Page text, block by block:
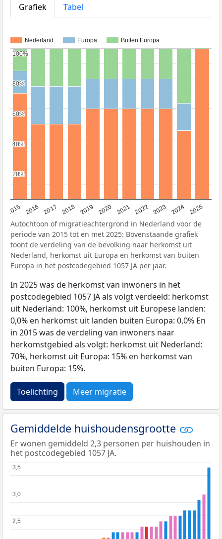
Grafiek
Tabel
Nederland Europa Buiten Europa
2015 2016 2017 2018 2019 2020 2021 2022 2023 2024 2025
20%
20%
40%
40%
60%
60%
80%
80%
100%
100%
Autochtoon of migratieachtergrond in Nederland voor de
periode van 2015 tot en met 2025: Bovenstaande grafiek
toont de verdeling van de bevolking naar herkomst uit
Nederland, herkomst uit Europa en herkomst van buiten
Europa in het postcodegebied 1057 JA per jaar.
In 2025 was de herkomst van inwoners in het
postcodegebied 1057 JA als volgt verdeeld: herkomst
uit Nederland: 100%, herkomst uit Europese landen:
0,0% en herkomst uit landen buiten Europa: 0,0% En
in 2015 was de verdeling van inwoners naar
herkomstgebied als volgt: herkomst uit Nederland:
70%, herkomst uit Europa: 15% en herkomst van
buiten Europa: 15%.
Toelichting Meer migratie
Gemiddelde huishoudensgrootte
Er wonen gemiddeld 2,3 personen per huishouden in
het postcodegebied 1057 JA.
2,5
2,5
3,0
3,0
3,5
3,5